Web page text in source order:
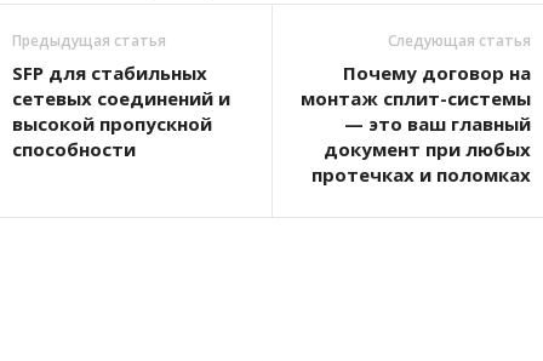
Предыдущая статья
SFP для стабильных
сетевых соединений и
высокой пропускной
способности
Следующая статья
Почему договор на
монтаж сплит-системы
— это ваш главный
документ при любых
протечках и поломках